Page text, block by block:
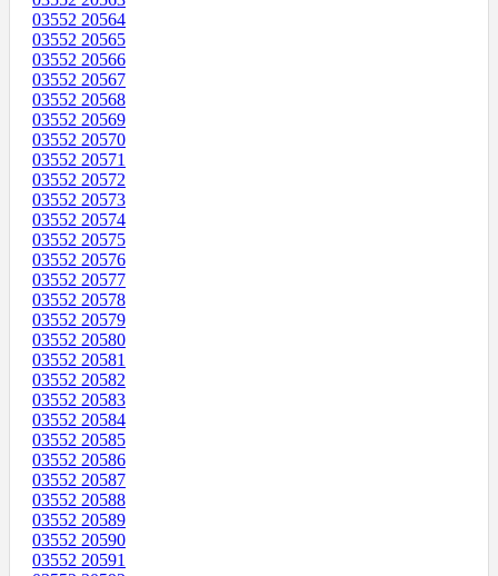
03552 20564
03552 20565
03552 20566
03552 20567
03552 20568
03552 20569
03552 20570
03552 20571
03552 20572
03552 20573
03552 20574
03552 20575
03552 20576
03552 20577
03552 20578
03552 20579
03552 20580
03552 20581
03552 20582
03552 20583
03552 20584
03552 20585
03552 20586
03552 20587
03552 20588
03552 20589
03552 20590
03552 20591